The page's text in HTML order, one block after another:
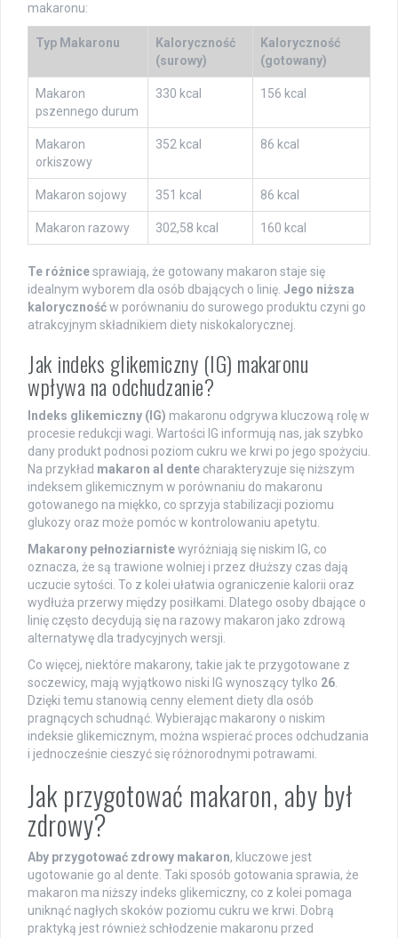
makaronu:
Typ Makaronu
Kaloryczność
(surowy)
Kaloryczność
(gotowany)
Makaron
pszennego durum
330 kcal 156 kcal
Makaron
orkiszowy
352 kcal 86 kcal
Makaron sojowy 351 kcal 86 kcal
Makaron razowy 302,58 kcal 160 kcal
Te różnicesprawiają, że gotowany makaron staje się
idealnym wyborem dla osób dbających o linię. Jego niższa
kalorycznośćw porównaniu do surowego produktu czyni go
atrakcyjnym składnikiem diety niskokalorycznej.
Jak indeks glikemiczny (IG) makaronu
wpływa na odchudzanie?
Indeks glikemiczny (IG) makaronu odgrywa kluczową rolę w
procesie redukcji wagi. Wartości IG informują nas, jak szybko
dany produkt podnosi poziom cukru we krwi po jego spożyciu.
Na przykład makaron al dente charakteryzuje się niższym
indeksem glikemicznym w porównaniu do makaronu
gotowanego na miękko, co sprzyja stabilizacji poziomu
glukozy oraz może pomóc w kontrolowaniu apetytu.
Makarony pełnoziarnistewyróżniają się niskim IG, co
oznacza, że są trawione wolniej i przez dłuższy czas dają
uczucie sytości. To z kolei ułatwia ograniczenie kalorii oraz
wydłuża przerwy między posiłkami. Dlatego osoby dbające o
linię często decydują się na razowy makaron jako zdrową
alternatywę dla tradycyjnych wersji.
Co więcej, niektóre makarony, takie jak te przygotowane z
soczewicy, mają wyjątkowo niski IG wynoszący tylko 26.
Dzięki temu stanowią cenny element diety dla osób
pragnących schudnąć. Wybierając makarony o niskim
indeksie glikemicznym, można wspierać proces odchudzania
i jednocześnie cieszyć się różnorodnymi potrawami.
Jak przygotować makaron, aby był
zdrowy?
Aby przygotować zdrowy makaron, kluczowe jest
ugotowanie go al dente. Taki sposób gotowania sprawia, że
makaron ma niższy indeks glikemiczny, co z kolei pomaga
uniknąć nagłych skoków poziomu cukru we krwi. Dobrą
praktyką jest również schłodzenie makaronu przed